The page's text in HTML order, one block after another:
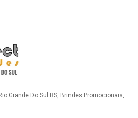
Grande Do Sul RS, Brindes Promocionais,